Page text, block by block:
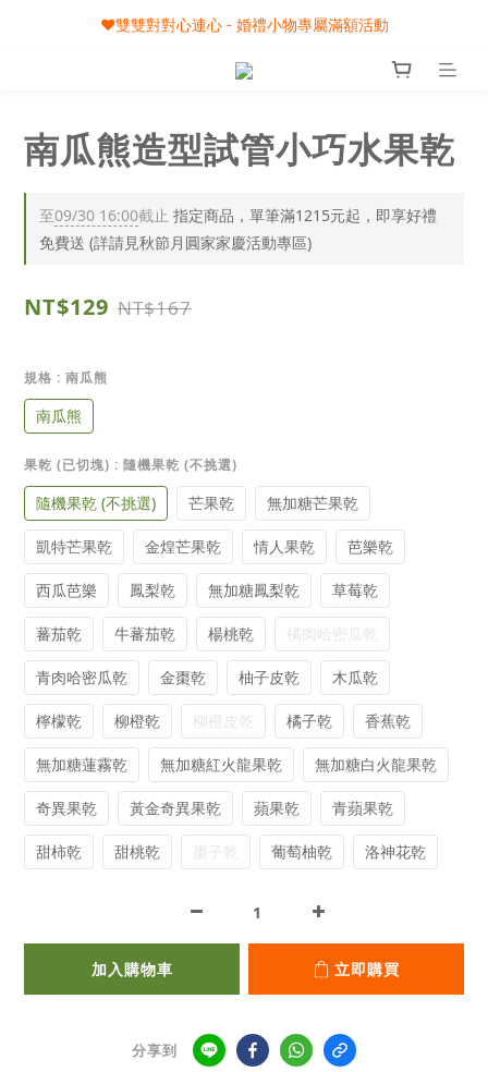
🎀08/01-09/30 秋節月圓家家慶- 滿額即享專屬小禮
❤️雙雙對對心連心 - 婚禮小物專屬滿額活動
🎀08/01-09/30 秋節月圓家家慶- 滿額即享專屬小禮
南瓜熊造型試管小巧水果乾
至09/30 16:00截止 指定商品，單筆滿1215元起，即享好禮
免費送 (詳請見秋節月圓家家慶活動專區)
NT$129 NT$167
規格 : 南瓜熊
南瓜熊
果乾 (已切塊) : 隨機果乾 (不挑選)
隨機果乾 (不挑選) 芒果乾 無加糖芒果乾
凱特芒果乾 金煌芒果乾 情人果乾 芭樂乾
西瓜芭樂 鳳梨乾 無加糖鳳梨乾 草莓乾
蕃茄乾 牛蕃茄乾 楊桃乾 橘肉哈密瓜乾
青肉哈密瓜乾 金棗乾 柚子皮乾 木瓜乾
檸檬乾 柳橙乾 柳橙皮乾 橘子乾 香蕉乾
無加糖蓮霧乾 無加糖紅火龍果乾 無加糖白火龍果乾
奇異果乾 黃金奇異果乾 蘋果乾 青蘋果乾
甜柿乾 甜桃乾 棗子乾 葡萄柚乾 洛神花乾
加入購物車 立即購買
分享到